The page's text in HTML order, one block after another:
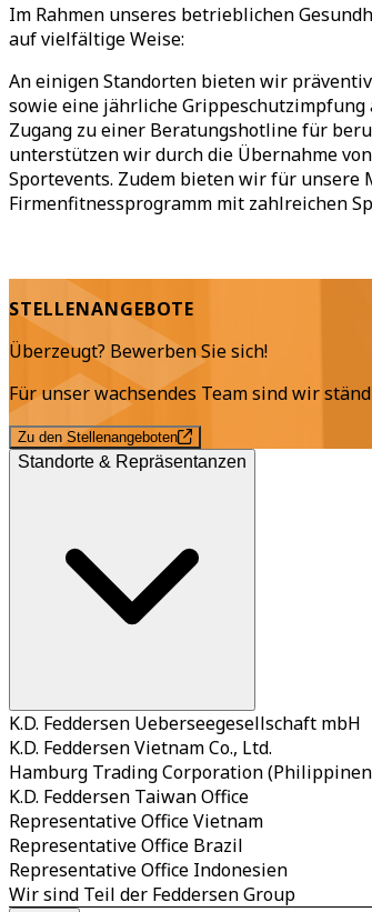
Im Rahmen unseres betrieblichen
auf vielfältige Weise:
An einigen Standorten bieten wir
sowie eine jährliche Grippeschutzimpfung
Zugang zu einer Beratungshotline für
unterstützen wir durch die Übernahme
Sportevents. Zudem bieten wir für unsere
Firmenfitnessprogramm mit zahlreichen
STELLENANGEBOTE
Überzeugt? Bewerben Sie sich!
Für unser wachsendes Team sind wir
Zu den Stellenangeboten
Standorte & Repräsentanzen
K.D. Feddersen Ueberseegesellschaft mbH
K.D. Feddersen Vietnam Co., Ltd.
Hamburg Trading Corporation
K.D. Feddersen Taiwan Office
Representative Office Vietnam
Representative Office Brazil
Representative Office Indonesien
Wir sind Teil der Feddersen Group